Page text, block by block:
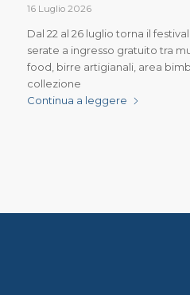
16 Luglio 2026
Dal 22 al 26 luglio torna il
serate a ingresso gratuito tra
food, birre artigianali, area
collezione
Continua a leggere